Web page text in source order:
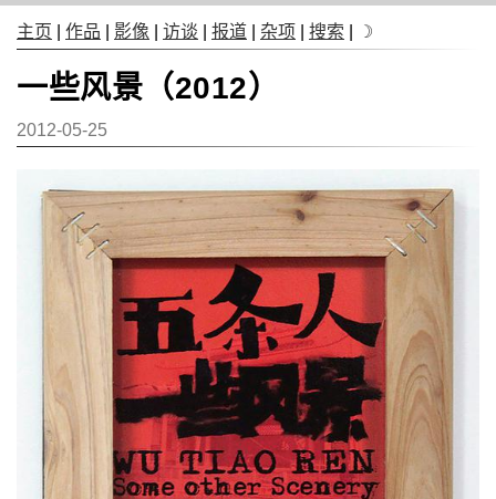
主页 作品 影像 访谈 报道 杂项 搜索 ☽
一些风景（2012）
2012-05-25